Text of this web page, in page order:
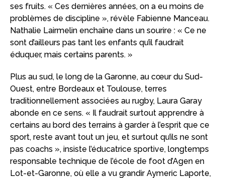
ses fruits. « Ces dernières années, on a eu moins de
problèmes de discipline », révèle Fabienne Manceau.
Nathalie Lairmelin enchaîne dans un sourire : « Ce ne
sont d’ailleurs pas tant les enfants qu’il faudrait
éduquer, mais certains parents. »
Plus au sud, le long de la Garonne, au cœur du Sud-
Ouest, entre Bordeaux et Toulouse, terres
traditionnellement associées au rugby, Laura Garay
abonde en ce sens. « Il faudrait surtout apprendre à
certains au bord des terrains à garder à l’esprit que ce
sport, reste avant tout un jeu, et surtout qu’ils ne sont
pas coachs », insiste l’éducatrice sportive, longtemps
responsable technique de l’école de foot d’Agen en
Lot-et-Garonne, où elle a vu grandir Aymeric Laporte,